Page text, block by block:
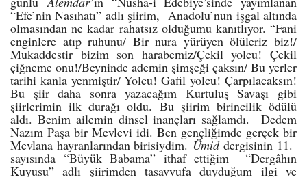
“Efe’nin Nasıhatı” adlı şiirim, Anadolu’nun işgal altında
olmasından ne kadar rahatsız olduğumu kanıtlıyor. “Fani
enginlere atıp ruhunu/ Bir nura yürüyen ölüleriz biz!/
Mukaddestir bizim son harabemiz/Çekil yolcu! Çekil
çiğneme onu!/Beyninde ademin şimşeği çaksın/ Bu yerler
tarihi kanla yenmiştir/ Yolcu! Gafil yolcu! Çarpılacaksın!
Bu şiir daha sonra yazacağım Kurtuluş Savaşı gibi
şiirlerimin ilk durağı oldu. Bu şiirim birincilik ödülü
aldı. Benim ailemin dinsel inançları sağlamdı. Dedem
Nazım Paşa bir Mevlevi idi. Ben gençliğimde gerçek bir
Mevlana hayranlarından birisiydim. Ümiddergisinin 11.
sayısında “Büyük Babama” ithaf ettiğim “Dergâhın
Kuyusu” adlı şiirimden tasavvufa duyduğum ilgi ve